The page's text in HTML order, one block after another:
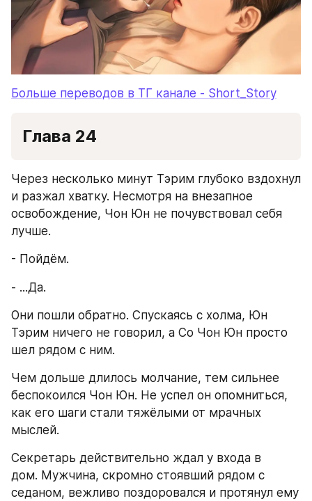
Больше переводов в ТГ канале - Short_Story
Глава 24
Через несколько минут Тэрим глубоко вздохнул
и разжал хватку. Несмотря на внезапное
освобождение, Чон Юн не почувствовал себя
лучше.
- Пойдём.
- ...Да.
Они пошли обратно. Спускаясь с холма, Юн
Тэрим ничего не говорил, а Со Чон Юн просто
шел рядом с ним.
Чем дольше длилось молчание, тем сильнее
беспокоился Чон Юн. Не успел он опомниться,
как его шаги стали тяжёлыми от мрачных
мыслей.
Секретарь действительно ждал у входа в
дом. Мужчина, скромно стоявший рядом с
седаном, вежливо поздоровался и протянул ему